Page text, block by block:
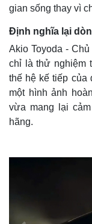
gian sống thay vì
Định nghĩa lại
Akio Toyoda -
chỉ là thử nghiệm
thế hệ kế tiếp của
một hình ảnh
vừa mang lại
hãng.